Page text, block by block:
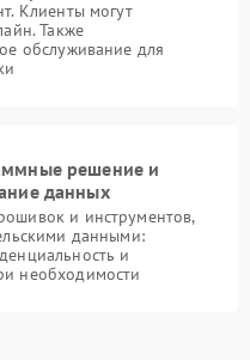
Клиенты могут
Также
обслуживание для
решение и
данных
и инструментов,
данными:
и
необходимости